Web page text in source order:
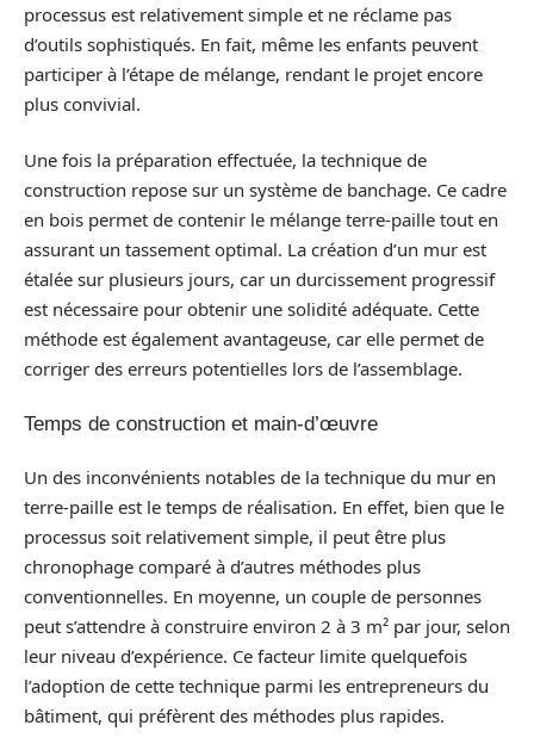
processus est relativement simple et ne réclame pas
d’outils sophistiqués. En fait, même les enfants peuvent
participer à l’étape de mélange, rendant le projet encore
plus convivial.
Une fois la préparation effectuée, la technique de
construction repose sur un système de banchage. Ce cadre
en bois permet de contenir le mélange terre-paille tout en
assurant un tassement optimal. La création d’un mur est
étalée sur plusieurs jours, car un durcissement progressif
est nécessaire pour obtenir une solidité adéquate. Cette
méthode est également avantageuse, car elle permet de
corriger des erreurs potentielles lors de l’assemblage.
Temps de construction et main-d’œuvre
Un des inconvénients notables de la technique du mur en
terre-paille est le temps de réalisation. En effet, bien que le
processus soit relativement simple, il peut être plus
chronophage comparé à d’autres méthodes plus
conventionnelles. En moyenne, un couple de personnes
peut s’attendre à construire environ 2 à 3 m² par jour, selon
leur niveau d’expérience. Ce facteur limite quelquefois
l’adoption de cette technique parmi les entrepreneurs du
bâtiment, qui préfèrent des méthodes plus rapides.